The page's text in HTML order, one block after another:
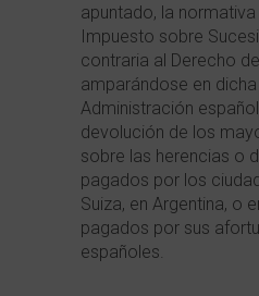
apuntado, la
Impuesto sobre
contraria al Derecho
amparándose en
Administración
devolución de los
sobre las herencias o
pagados por los
Suiza, en Argentina, o
pagados por sus
españoles.